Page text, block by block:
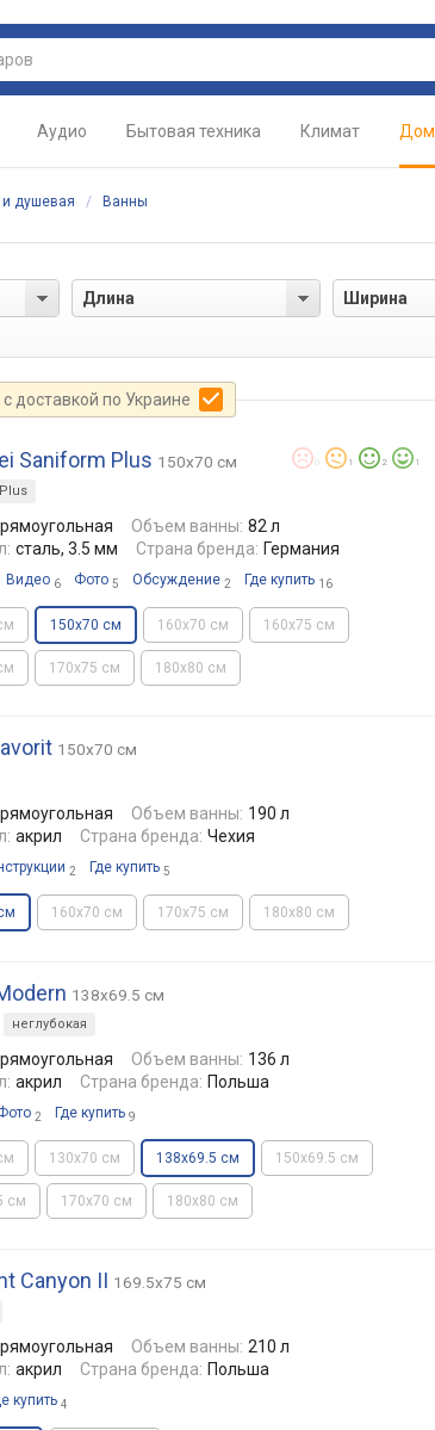
Аудио Бытовая техника Климат Дом
и душевая / Ванны
с доставкой по Украине
Saniform Plus 150x70 см 1 2 1
Объем ванны: 82 л
сталь, 3.5 мм Страна бренда: Германия
Видео 6 Фото 5 Обсуждение 2 Где купить 16
150x70 см 160x70 см 160x75 см
170x75 см 180x80 см
150x70 см
Объем ванны: 190 л
акрил Страна бренда: Чехия
2 Где купить 5
160x70 см 170x75 см 180x80 см
138x69.5 см
неглубокая
Объем ванны: 136 л
акрил Страна бренда: Польша
2 Где купить 9
130x70 см 138x69.5 см 150x69.5 см
см 170x70 см 180x80 см
Canyon II 169.5x75 см
Объем ванны: 210 л
акрил Страна бренда: Польша
купить 4